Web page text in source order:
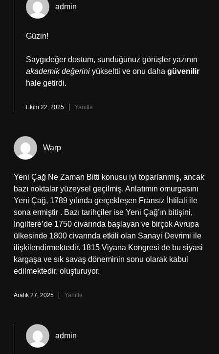
admin
Güzin!
Saygıdeğer dostum, sunduğunuz görüşler yazının
akademik değerini yükseltti ve onu daha güvenilir
hale getirdi.
Ekim 22, 2025 Yanıtla
Warp
Yeni Çağ Ne Zaman Bitti konusu iyi toparlanmış, ancak
bazı noktalar yüzeysel geçilmiş. Anlatımın omurgasını
Yeni Çağ, 1789 yılında gerçekleşen Fransız İhtilali ile
sona ermiştir . Bazı tarihçiler ise Yeni Çağ’ın bitişini,
İngiltere’de 1750 civarında başlayan ve birçok Avrupa
ülkesinde 1800 civarında etkili olan Sanayi Devrimi ile
ilişkilendirmektedir. 1815 Viyana Kongresi de bu siyasi
kargaşa ve sık savaş döneminin sonu olarak kabul
edilmektedir. oluşturuyor.
Aralık 27, 2025 Yanıtla
admin